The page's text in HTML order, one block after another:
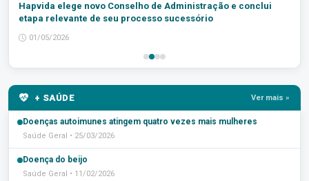
Hapvida elege novo Conselho de Administração e conclui
etapa relevante de seu processo sucessório
01/05/2026
+ SAÚDE Ver mais »
Doenças autoimunes atingem quatro vezes mais mulheres
Saúde Geral • 25/03/2026
Doença do beijo
Saúde Geral • 11/02/2026